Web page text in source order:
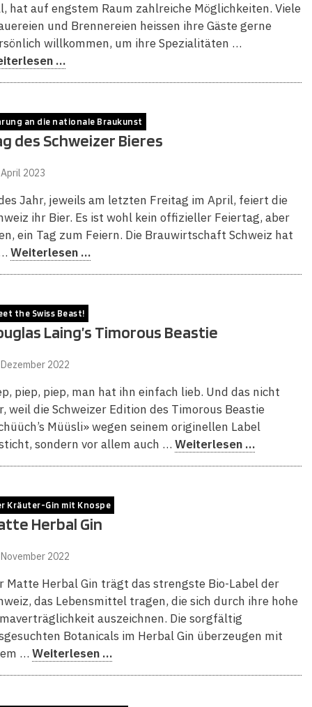
hat auf engstem Raum zahlreiche Möglichkeiten. Viele
und Brennereien heissen ihre Gäste gerne
willkommen, um ihre Spezialitäten …
…
an die nationale Braukunst
des Schweizer Bieres
2023
Jahr, jeweils am letzten Freitag im April, feiert die
ihr Bier. Es ist wohl kein offizieller Feiertag, aber
ein Tag zum Feiern. Die Brauwirtschaft Schweiz hat
Weiterlesen …
the Swiss Beast!
Laing’s Timorous Beastie
2022
piep, piep, man hat ihn einfach lieb. Und das nicht
weil die Schweizer Edition des Timorous Beastie
Müüsli» wegen seinem originellen Label
sondern vor allem auch … Weiterlesen …
Kräuter-Gin mit Knospe
Herbal Gin
2022
Matte Herbal Gin trägt das strengste Bio-Label der
das Lebensmittel tragen, die sich durch ihre hohe
auszeichnen. Die sorgfältig
Botanicals im Herbal Gin überzeugen mit
… Weiterlesen …